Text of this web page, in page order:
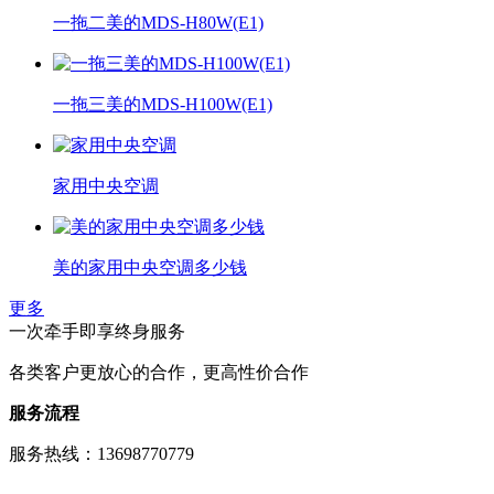
一拖二美的MDS-H80W(E1)
一拖三美的MDS-H100W(E1)
家用中央空调
美的家用中央空调多少钱
更多
一次牵手即享终身服务
各类客户更放心的合作，更高性价合作
服务流程
服务热线：13698770779